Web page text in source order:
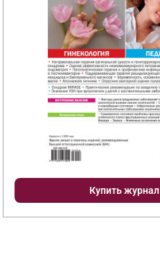
Купить журнал